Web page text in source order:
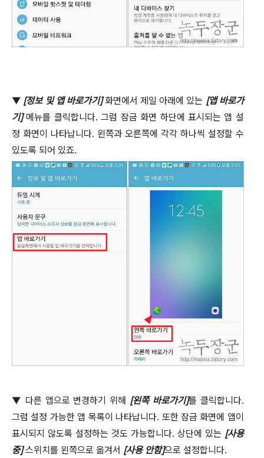
▼ [정보 및 앱 바로가기] 화면에서 제일 아래에 있는 [앱 바로가
기] 메뉴를 클릭합니다.그럼 잠금 화면 하단에 표시되는 앱 설
정 화면이 나타납니다. 왼쪽과 오른쪽에 각각 하나씩 설정할 수
있도록 되어 있죠.
▼ 다른 앱으로 변경하기 위해 [왼쪽 바로가기]를 클릭합니다.
그럼 설정 가능한 앱 목록이 나타납니다. 또한 잠금 화면에 앱이
표시되지 않도록 설정하는 것도 가능합니다. 상단에 있는 [사용
중] 스위치를 왼쪽으로 옮겨서 [사용 안함]으로 설정합니다.